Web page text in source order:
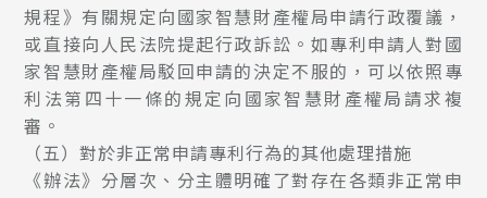
規程》有關規定向國家智慧財產權局申請行政覆議，
或直接向人民法院提起行政訴訟。如專利申請人對國
家智慧財產權局駁回申請的決定不服的，可以依照專
利法第四十一條的規定向國家智慧財產權局請求複
審。
（五）對於非正常申請專利行為的其他處理措施
《辦法》分層次、分主體明確了對存在各類非正常申